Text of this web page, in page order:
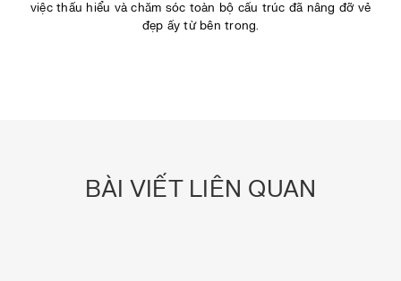
việc thấu hiểu và chăm sóc toàn bộ cấu trúc đã nâng đỡ vẻ
đẹp ấy từ bên trong.
BÀI VIẾT LIÊN QUAN